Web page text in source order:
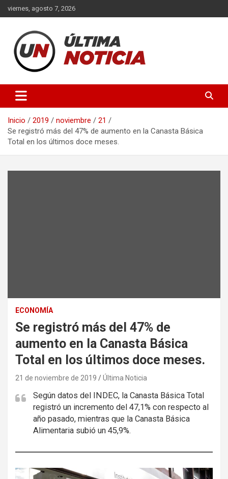
Saltar
al
viernes, agosto 7, 2026
Ultima Noticia BA
La Matanza en nuestro portal de noticias. Mantente informado
sobre política, economía, sociedad y mucho más.
Inicio
2019 noviembre
21
Se registró más del 47% de aumento en la Canasta Básica
Total en los últimos doce meses.
ECONOMÍA
Se registró más del 47% de
aumento en la Canasta Básica
Total en los últimos doce meses.
21 de noviembre de 2019 Última Noticia
Según datos del INDEC, la Canasta Básica Total
registró un incremento del 47,1% con respecto al
año pasado, mientras que la Canasta Básica
Alimentaria subió un 45,9%.